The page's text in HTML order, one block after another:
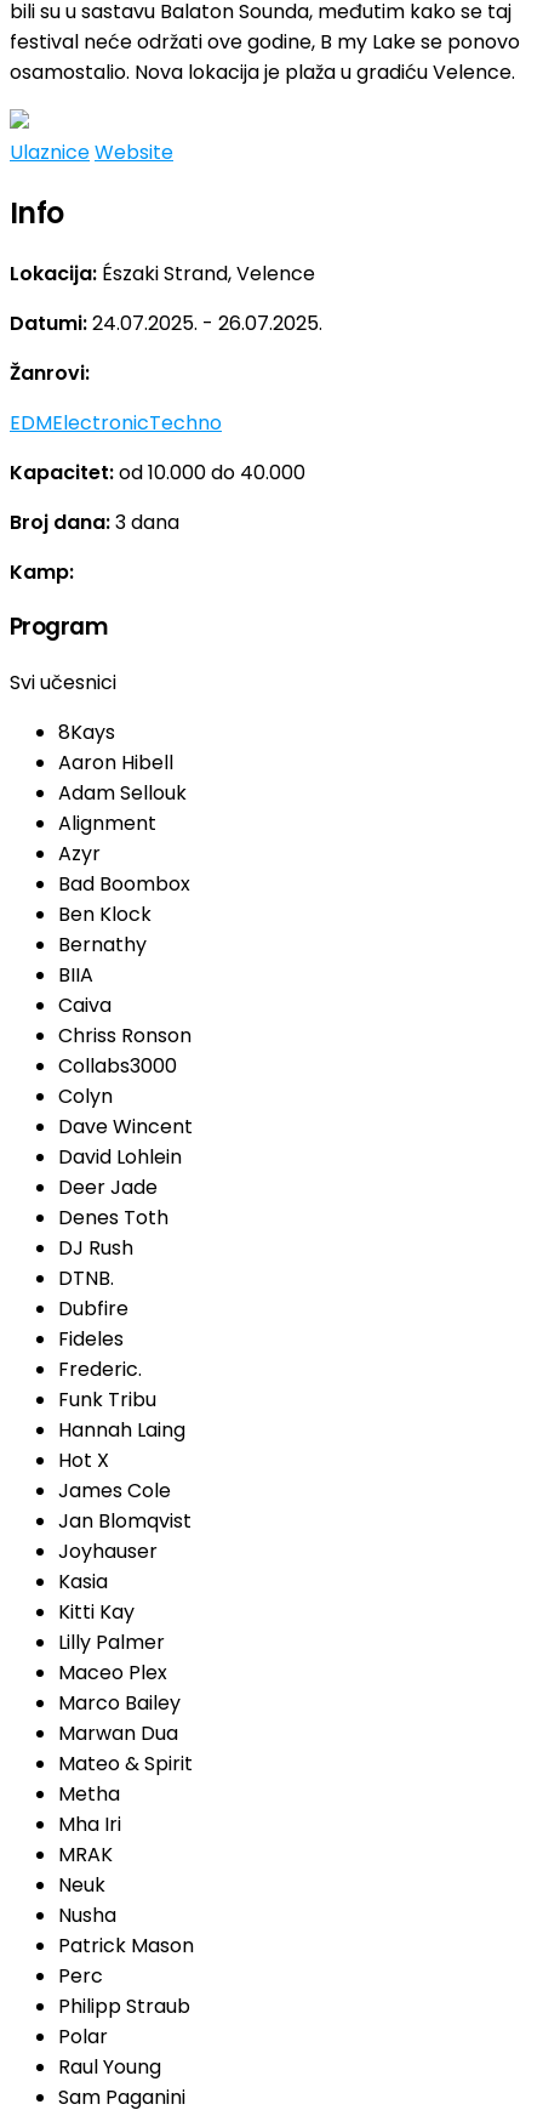
bili su u sastavu Balaton Sounda, međutim kako se taj
festival neće održati ove godine, B my Lake se ponovo
osamostalio. Nova lokacija je plaža u gradiću Velence.
UlazniceWebsite
Info
Lokacija: Északi Strand, Velence
Datumi:24.07.2025. - 26.07.2025.
Žanrovi:
EDMElectronicTechno
Kapacitet:od 10.000 do 40.000
Broj dana:3 dana
Kamp:
Program
Svi učesnici
8Kays
Aaron Hibell
Adam Sellouk
Alignment
Azyr
Bad Boombox
Ben Klock
Bernathy
BIIA
Caiva
Chriss Ronson
Collabs3000
Colyn
Dave Wincent
David Lohlein
Deer Jade
Denes Toth
DJ Rush
DTNB.
Dubfire
Fideles
Frederic.
Funk Tribu
Hannah Laing
Hot X
James Cole
Jan Blomqvist
Joyhauser
Kasia
Kitti Kay
Lilly Palmer
Maceo Plex
Marco Bailey
Marwan Dua
Mateo & Spirit
Metha
Mha Iri
MRAK
Neuk
Nusha
Patrick Mason
Perc
Philipp Straub
Polar
Raul Young
Sam Paganini